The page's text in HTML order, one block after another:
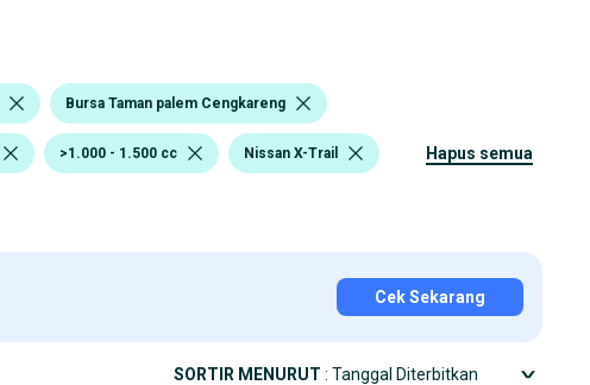
Bursa Taman palem Cengkareng
>1.000 - 1.500 cc Nissan X-Trail hapus semua
Cek Sekarang
SORTIR MENURUT : Tanggal Diterbitkan